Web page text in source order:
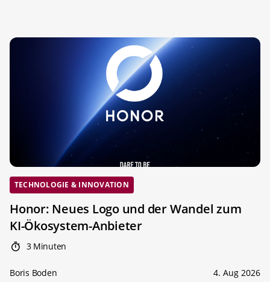
TECHNOLOGIE & INNOVATION
Honor: Neues Logo und der Wandel zum
KI-Ökosystem-Anbieter
3 Minuten
Boris Boden 4. Aug 2026